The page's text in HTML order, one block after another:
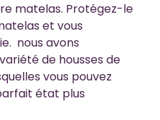
matelas. Protégez-le
et vous
nous avons
de housses de
vous pouvez
état plus